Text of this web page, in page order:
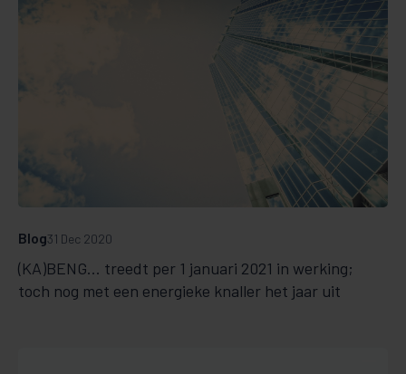
(KA)BENG... treedt per 1 januari 2021 in werking;
toch nog met een energieke knaller het jaar uit
Blog31 Dec 2020